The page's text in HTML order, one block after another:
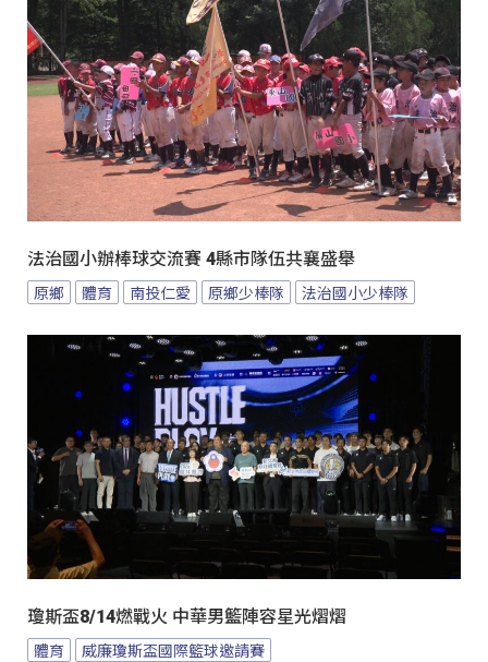
法治國小辦棒球交流賽 4縣市隊伍共襄盛舉
原鄉 體育 南投仁愛 原鄉少棒隊 法治國小少棒隊
瓊斯盃8/14燃戰火 中華男籃陣容星光熠熠
體育 威廉瓊斯盃國際籃球邀請賽